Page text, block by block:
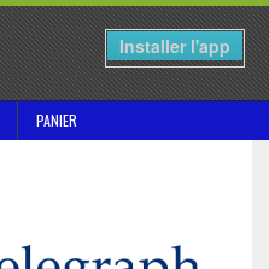
Installer l'app
PANIER